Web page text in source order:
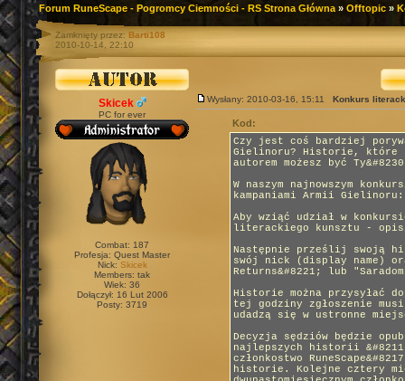
Forum RuneScape - Pogromcy Ciemności - RS Strona Główna » Offtopic »
Zamknięty przez: Barti108
2010-10-14, 22:10
Skicek
PC for ever
Combat: 187
Profesja: Quest Master
Nick: Skicek
Members: tak
Wiek: 36
Dołączył: 16 Lut 2006
Posty: 3719
Wysłany: 2010-03-16, 15:11 Konkurs
Kod:
Czy jest coś bardziej
Gielinoru? Historie, które
autorem możesz być
W naszym najnowszym
kampaniami Armii
Aby wziąć udział w
literackiego kunsztu -
Następnie prześlij swoją
swój nick (display name)
Returns&#8221; lub
Historie można przysyłać
tej godziny zgłoszenie
udadzą się w ustronne
Decyzja sędziów będzie
najlepszych historii
członkostwo
historie. Kolejne cztery